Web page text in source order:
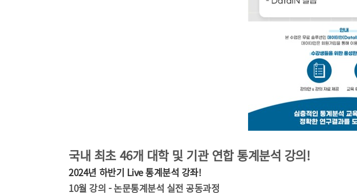
국내 최초 46개 대학 및 기관 연합 통계분석 강의!
2024년 하반기 Live 통계분석 강좌!
10월 강의 -논문통계분석 실전 공동과정